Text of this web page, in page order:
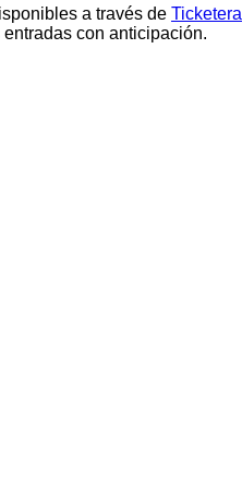
a través de Ticketera
con anticipación.